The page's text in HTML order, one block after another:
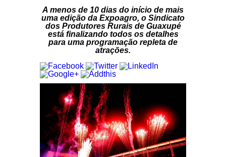
A menos de 10 dias do início de mais
uma edição da Expoagro, o Sindicato
dos Produtores Rurais de Guaxupé
está finalizando todos os detalhes
para uma programação repleta de
atrações.